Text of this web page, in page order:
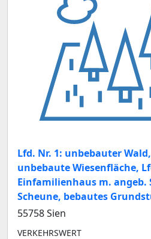
Lfd. Nr. 1: unbebauter
unbebaute Wiesenfläche,
Einfamilienhaus m. angeb.
Scheune, bebautes
55758 Sien
VERKEHRSWERT